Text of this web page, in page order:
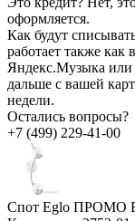
оформляется.
Как будут
работает также как
Яндекс.Музыка или
дальше с вашей
недели.
Остались вопросы?
+7 (499) 229-41-00
Спот Eglo ПРОМО